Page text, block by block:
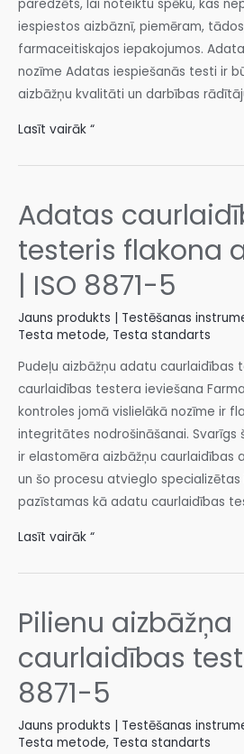
paredzēts, lai noteiktu spēku, kas
iespiestos aizbāznī, piemēram,
farmaceitiskajos iepakojumos.
nozīme Adatas iespiešanās testi ir
aizbāžņu kvalitāti un darbības
Lasīt vairāk “
Adatas
testeris flakona
| ISO 8871-5
Jauns produkts | Testēšanas
Testa metode, Testa standarts
Pudeļu aizbāžņu adatu caurlaidības
caurlaidības testera ieviešana
kontroles jomā vislielākā nozīme ir
integritātes nodrošināšanai. Svarīgs
ir elastomēra aizbāžņu caurlaidības
un šo procesu atvieglo specializētas
pazīstamas kā adatu caurlaidības
Lasīt vairāk “
Pilienu aizbāžņa
caurlaidības
8871-5
Jauns produkts | Testēšanas
Testa metode, Testa standarts